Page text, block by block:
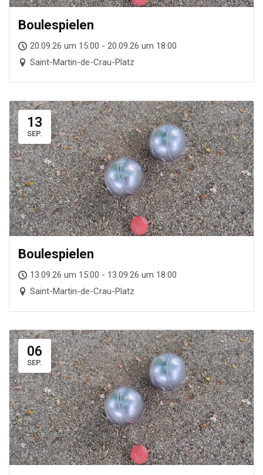
Boule­spie­len
20.09.26 um 15:00 - 20.09.26 um 18:00
Saint-Martin-de-Crau-Platz
13
SEP.
Boule­spie­len
13.09.26 um 15:00 - 13.09.26 um 18:00
Saint-Martin-de-Crau-Platz
06
SEP.